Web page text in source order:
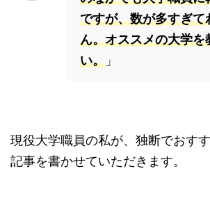
ですが、数が多すぎて
ん。オススメの大学を
い。 」
現役大学職員の私が、独断でおす
記事を書かせていただきます。